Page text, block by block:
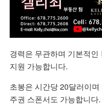
경력은 무관하며 기본적
지원 가능합니다.
초봉은 시간당 20달러이
주권 스폰서도 가능합니다.